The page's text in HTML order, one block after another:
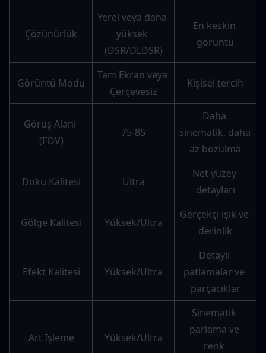
Çözünürlük
Yerel veya daha
yüksek
(DSR/DLDSR)
En keskin
görüntü
Görüntü Modu
Tam Ekran veya
Çerçevesiz
Kişisel tercih
Görüş Alanı
(FOV)
75-85
Daha
sinematik, daha
az bozulma
Doku Kalitesi Ultra
Net yüzey
detayları
Gölge Kalitesi Yüksek/Ultra
Gerçekçi ışık ve
derinlik
Efekt Kalitesi Yüksek/Ultra
Detaylı
patlamalar ve
parçacıklar
Art İşleme Yüksek/Ultra
Sinematik
parlama ve
renk